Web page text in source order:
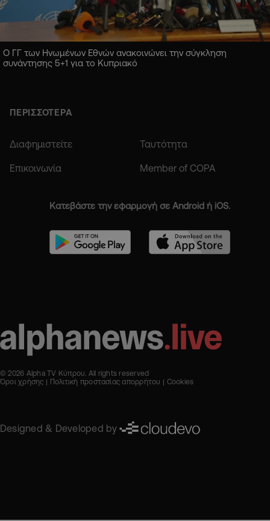
Ο ΓΓ των Ηνωμένων Εθνών ανακοινώνει την σύγκληση
συνάντησης 5+1 για το Κυπριακό
ΠΕΡΙΣΣΟΤΕΡΑ
Διαφημιστείτε Ταυτότητα
Επικοινωνία Member of COPA
Κατεβάστε την εφαρμογή σε Android ή iOS.
© 2026 Alpha TV Κύπρου. All rights reserved
Όροι χρήσης
Πολιτική προστασίας απορρήτου Cookies
Designed & Developed by